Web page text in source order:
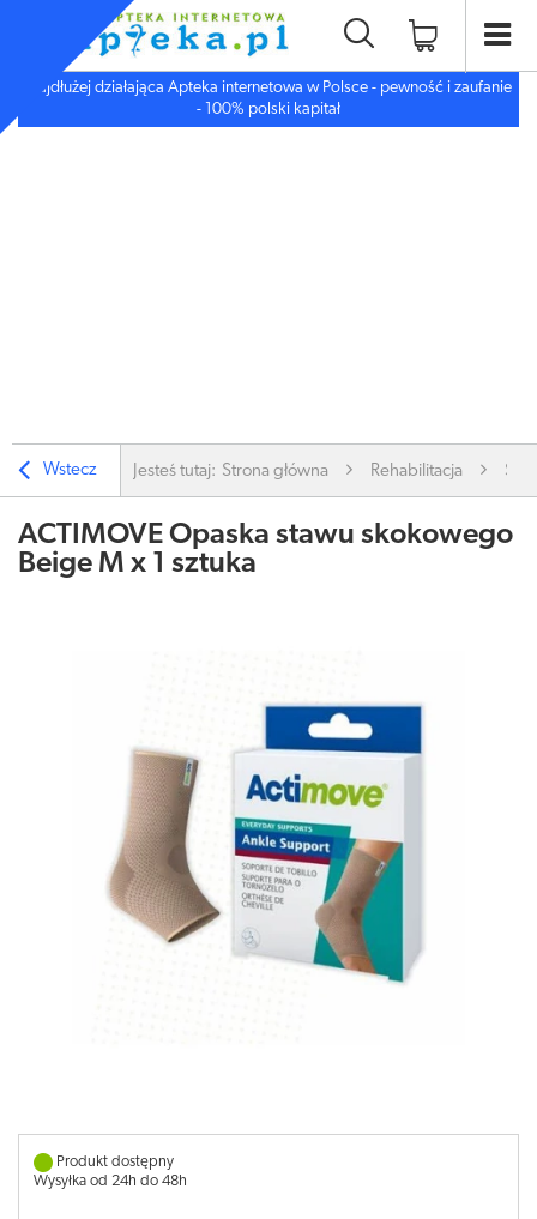
Najdłużej działająca Apteka internetowa w Polsce - pewność i zaufanie
- 100% polski kapitał
Wstecz Jesteś tutaj: Strona główna Rehabilitacja
ACTIMOVE Opaska stawu skokowego
Beige M x 1 sztuka
Produkt dostępny
Wysyłka od 24h do 48h